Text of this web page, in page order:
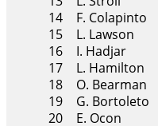
14
F. Colapinto
15
L. Lawson
16
I. Hadjar
17
L. Hamilton
18
O. Bearman
19
G. Bortoleto
20
E. Ocon